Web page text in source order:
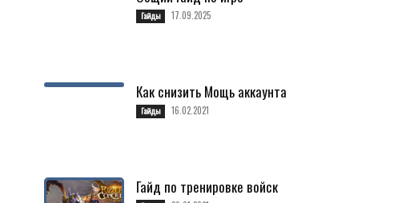
Гайды 17.09.2025
Как снизить Мощь аккаунта
Гайды 16.02.2021
Гайд по тренировке войск